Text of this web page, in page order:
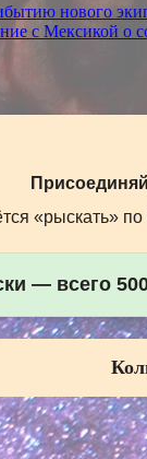
нового
с Мексикой о
«рыскать»
— всего